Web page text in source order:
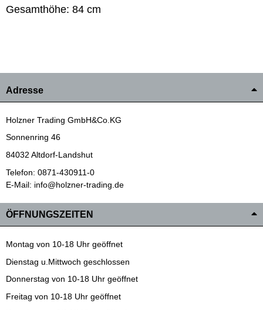
Gesamthöhe: 84 cm
Adresse
Holzner Trading GmbH&Co.KG
Sonnenring 46
84032 Altdorf-Landshut
Telefon: 0871-430911-0
E-Mail: info@holzner-trading.de
ÖFFNUNGSZEITEN
Montag von 10-18 Uhr geöffnet
Dienstag u.Mittwoch geschlossen
Donnerstag von 10-18 Uhr geöffnet
Freitag von 10-18 Uhr geöffnet